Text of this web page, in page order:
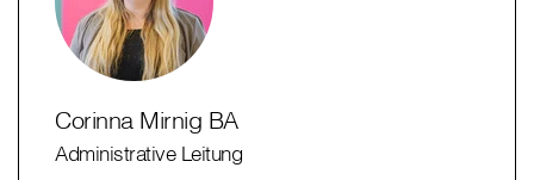
Corinna Mirnig BA
Administrative Leitung